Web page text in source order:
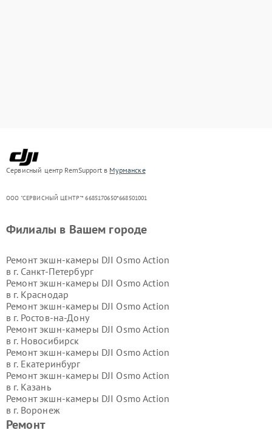
Сервисный центр RemSupport в Мурманске
ООО "СЕРВИСНЫЙ ЦЕНТР"* 6685170650*668501001
Ремонт
Филиалы в Вашем городе
Ремонт экшн-камеры DJI Osmo Action
в г. Санкт-Петербург
Ремонт экшн-камеры DJI Osmo Action
в г. Краснодар
Ремонт экшн-камеры DJI Osmo Action
в г. Ростов-на-Дону
Ремонт экшн-камеры DJI Osmo Action
в г. Новосибирск
Ремонт экшн-камеры DJI Osmo Action
в г. Екатеринбург
Ремонт экшн-камеры DJI Osmo Action
в г. Казань
Ремонт экшн-камеры DJI Osmo Action
в г. Воронеж
Ремонт экшн-камеры DJI Osmo Action